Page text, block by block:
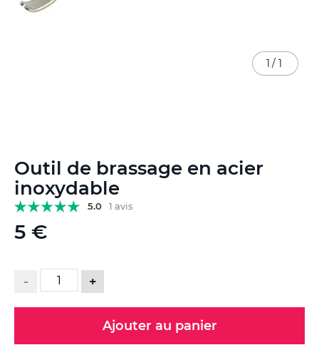
Outil de brassage en acier
inoxydable
5.0 1 avis
5 €
- +
Ajouter au panier
1 / 1
to
the
beginning
of
the
images